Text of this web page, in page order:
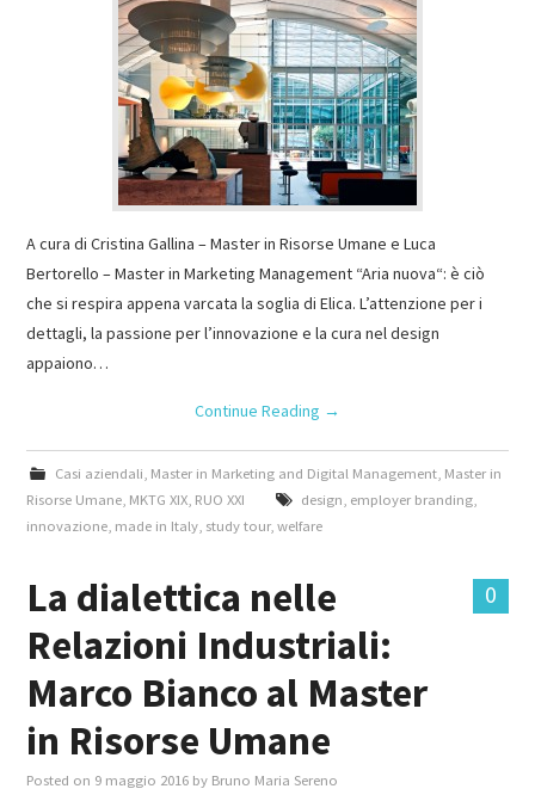
A cura di Cristina Gallina – Master in Risorse Umane e Luca
Bertorello – Master in Marketing Management “Aria nuova“: è ciò
che si respira appena varcata la soglia di Elica. L’attenzione per i
dettagli, la passione per l’innovazione e la cura nel design
appaiono…
Continue Reading →
Casi aziendali Master in Marketing and Digital Management, Master in
Risorse Umane MKTG XIX RUO XXI design employer branding,
innovazione made in Italy study tour,welfare
0
La dialettica nelle
Relazioni Industriali:
Marco Bianco al Master
in Risorse Umane
Posted on 9 maggio 2016 by Bruno Maria Sereno